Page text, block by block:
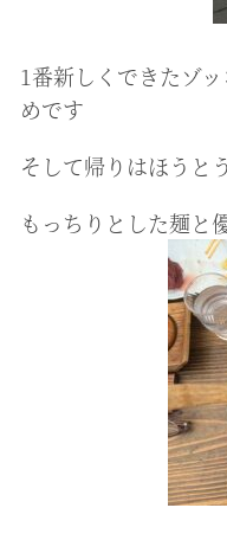
1番新しくできたゾ
めです
そして帰りはほうと
もっちりとした麺と